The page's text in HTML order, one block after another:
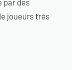
par des
joueurs très